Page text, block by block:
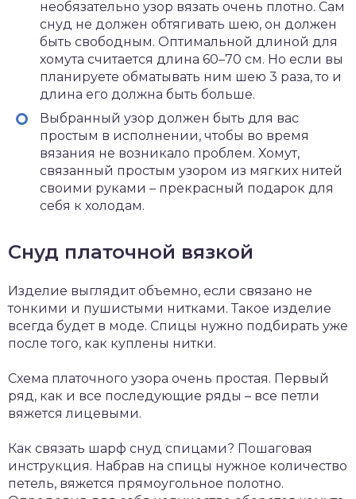
необязательно узор вязать очень плотно. Сам
снуд не должен обтягивать шею, он должен
быть свободным. Оптимальной длиной для
хомута считается длина 60–70 см. Но если вы
планируете обматывать ним шею 3 раза, то и
длина его должна быть больше.
Выбранный узор должен быть для вас
простым в исполнении, чтобы во время
вязания не возникало проблем. Хомут,
связанный простым узором из мягких нитей
своими руками – прекрасный подарок для
себя к холодам.
Снуд платочной вязкой
Изделие выглядит объемно, если связано не
тонкими и пушистыми нитками. Такое изделие
всегда будет в моде. Спицы нужно подбирать уже
после того, как куплены нитки.
Схема платочного узора очень простая. Первый
ряд, как и все последующие ряды – все петли
вяжется лицевыми.
Как связать шарф снуд спицами? Пошаговая
инструкция. Набрав на спицы нужное количество
петель, вяжется прямоугольное полотно.